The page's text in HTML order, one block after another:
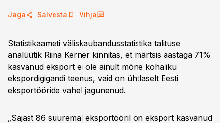
Jaga Salvesta Vihja
Statistikaameti väliskaubandusstatistika talituse
analüütik Riina Kerner kinnitas, et märtsis aastaga 71%
kasvanud eksport ei ole ainult mõne kohaliku
ekspordigigandi teenus, vaid on ühtlaselt Eesti
eksportööride vahel jagunenud.
„Sajast 86 suuremal eksportööril on eksport kasvanud